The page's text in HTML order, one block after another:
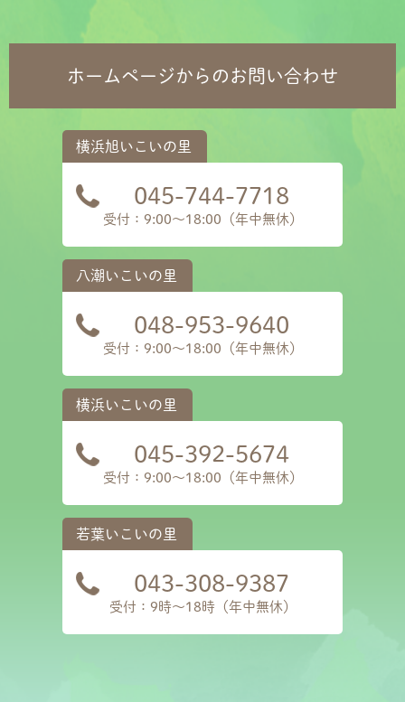
ホームページからのお問い合わせ
045-744-7718
受付：9:00～18:00（年中無休）
048-953-9640
受付：9:00～18:00（年中無休）
045-392-5674
受付：9:00～18:00（年中無休）
043-308-9387
受付：9時〜18時（年中無休）